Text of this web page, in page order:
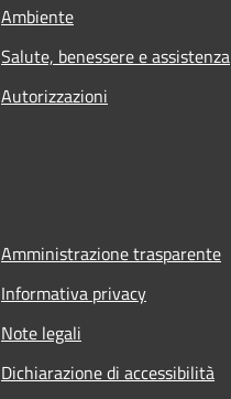
Ambiente
Salute, benessere e assistenza
Autorizzazioni
Amministrazione trasparente
Informativa privacy
Note legali
Dichiarazione di accessibilità